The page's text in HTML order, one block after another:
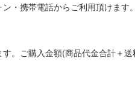
・携帯電話からご利用頂けます。
。ご購入金額(商品代金合計＋